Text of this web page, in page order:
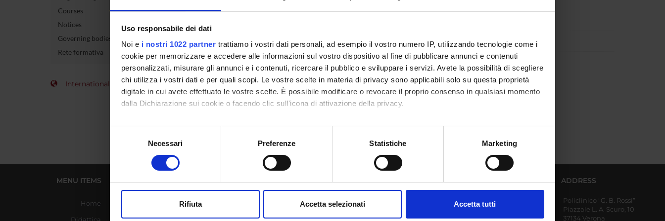
Uso responsabile dei dati
Noi e i nostri 1022 partner trattiamo i vostri dati personali, ad esempio il vostro numero IP, utilizzando tecnologie come i
cookie per memorizzare e accedere alle informazioni sul vostro dispositivo al fine di pubblicare annunci e contenuti
personalizzati, misurare gli annunci e i contenuti, ricercare il pubblico e sviluppare i servizi. Avete la possibilità di scegliere
chi utilizza i vostri dati e per quali scopi. Le vostre scelte in materia di privacy sono applicabili solo su questa proprietà
digitale in cui avete effettuato le vostre scelte. È possibile modificare o revocare il proprio consenso in qualsiasi momento
dalla Dichiarazione sui cookie o facendo clic sull'icona di attivazione della privacy.
Con il tuo consenso, vorremmo anche:
raccogliere informazioni sulla tua posizione geografica, con un'approssimazione di qualche metro,
digitali).
modificare o ritirare il tuo consenso in qualsiasi momento dalla Dichiarazione sui cookie.
Necessari Preferenze Statistiche Marketing
Rifiuta Accetta selezionati Accetta tutti
Courses
Notices
Governing bodies
Rete formativa
International Students
Academic sector MED/34 - MEDICINA FISICA E RIABILITATIVA
MENU ITEMS
Home
USEFUL LINKS
Azienda Ospedaliera
AFFERENT DEPARTMENTS
Diagnostics and Public
ADDRESS
Policlinico “G. B. Rossi”
Piazzale L. A. Scuro, 10
37134 Verona